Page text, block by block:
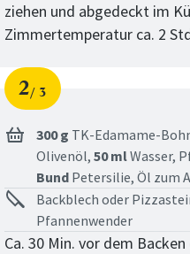
ziehen und abgedeckt im
Zimmertemperatur ca. 2
Schritt
2
von
3
300 g TK-Edamame-
Olivenöl, 50 mlWasser,
Bund Petersilie, Öl zum
Backblech oder
Pfannenwender
Ca. 30 Min. vor dem